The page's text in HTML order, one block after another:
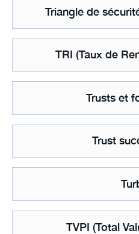
Triangle de
TRI (Taux de
Trusts et
Trust
TVPI (Total